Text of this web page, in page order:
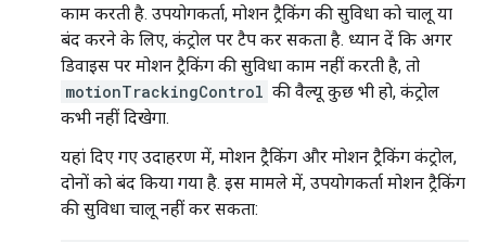
काम करती है. उपयोगकर्ता, मोशन ट्रैकिंग की सुविधा को चालू या
बंद करने के लिए, कंट्रोल पर टैप कर सकता है. ध्यान दें कि अगर
डिवाइस पर मोशन ट्रैकिंग की सुविधा काम नहीं करती है, तो
motionTrackingControl की वैल्यू कुछ भी हो, कंट्रोल
कभी नहीं दिखेगा.
यहां दिए गए उदाहरण में, मोशन ट्रैकिंग और मोशन ट्रैकिंग कंट्रोल,
दोनों को बंद किया गया है. इस मामले में, उपयोगकर्ता मोशन ट्रैकिंग
की सुविधा चालू नहीं कर सकता: